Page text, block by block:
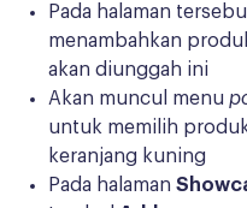
Pada halaman
menambahkan
akan diunggah ini
Akan muncul menu
untuk memilih
keranjang kuning
Pada halaman